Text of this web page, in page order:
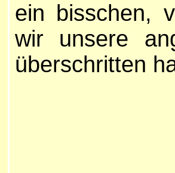
ein bisschen,
wir unsere
überschritten